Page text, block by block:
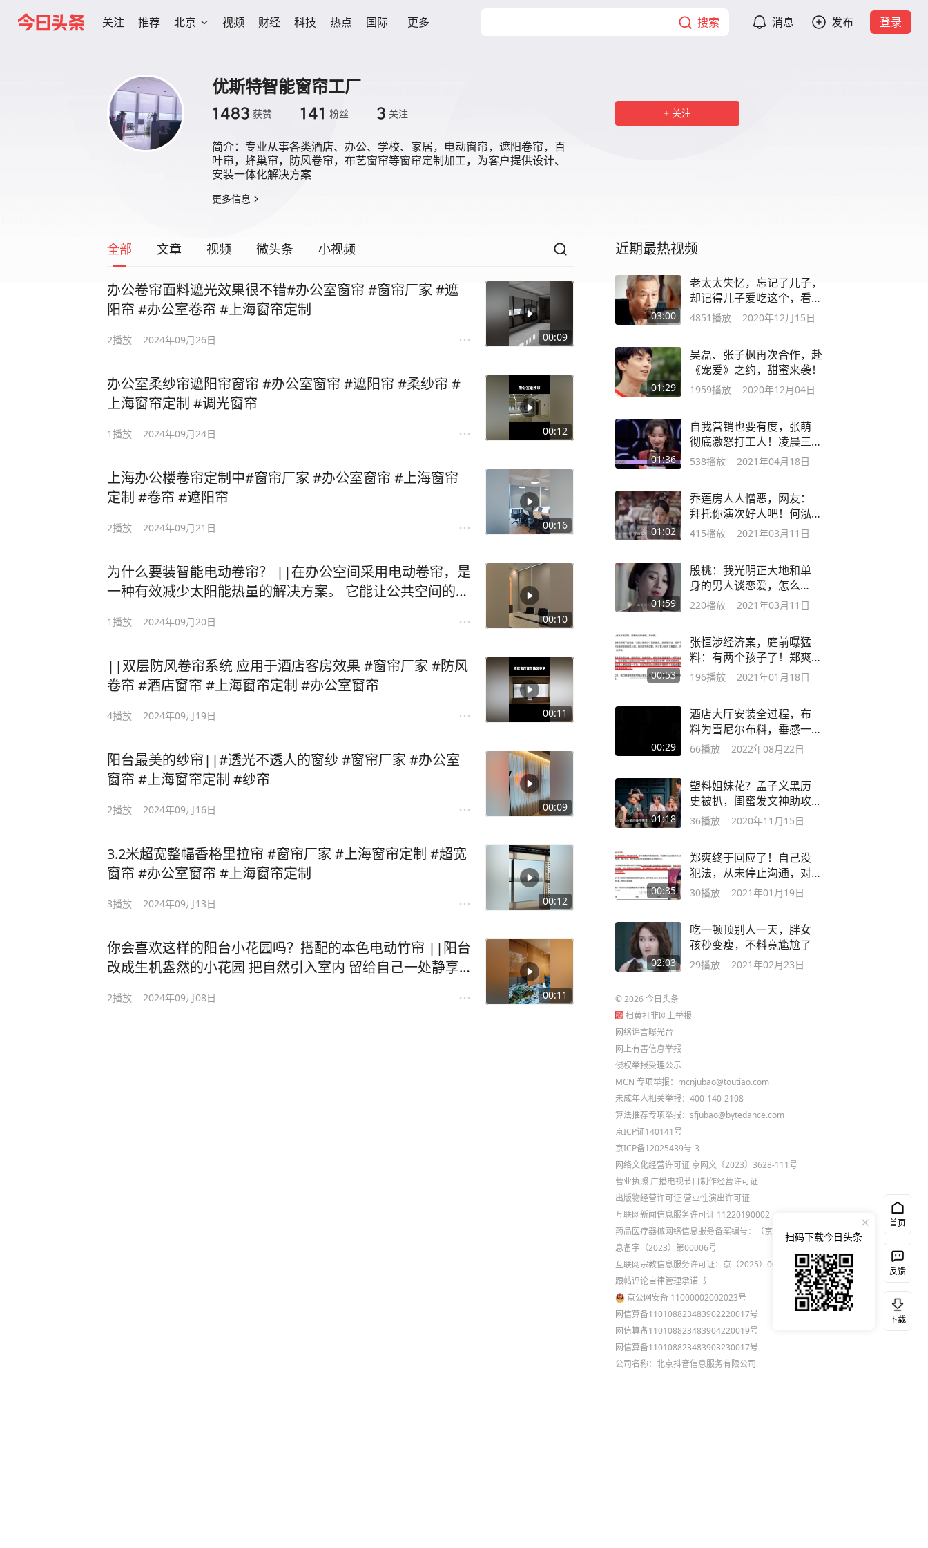
关注 推荐 北京 视频 财经 科技 热点 国际 更多 搜索 消息 发布 登录
优斯特智能窗帘工厂
1483 获赞 141 粉丝 3 关注
简介： 专业从事各类酒店、办公、学校、家居，电动窗帘，遮阳卷帘，百
叶帘，蜂巢帘，防风卷帘，布艺窗帘等窗帘定制加工，为客户提供设计、
安装一体化解决方案
更多信息
关注
全部 文章 视频 微头条 小视频
00:09
办公卷帘面料遮光效果很不错#办公室窗帘 #窗帘厂家 #遮
阳帘 #办公室卷帘 #上海窗帘定制
2播放 2024年09月26日
00:12
办公室柔纱帘遮阳帘窗帘 #办公室窗帘 #遮阳帘 #柔纱帘 #
上海窗帘定制 #调光窗帘
1播放 2024年09月24日
00:16
上海办公楼卷帘定制中#窗帘厂家 #办公室窗帘 #上海窗帘
定制 #卷帘 #遮阳帘
2播放 2024年09月21日
00:10
为什么要装智能电动卷帘？ ||在办公空间采用电动卷帘，是
一种有效减少太阳能热量的解决方案。 它能让公共空间的温
间，看起来也是更简洁更有工业风格。 #智能电动卷帘 #办
1播放 2024年09月20日
00:11
||双层防风卷帘系统 应用于酒店客房效果 #窗帘厂家 #防风
卷帘 #酒店窗帘 #上海窗帘定制 #办公室窗帘
4播放 2024年09月19日
00:09
阳台最美的纱帘||#透光不透人的窗纱 #窗帘厂家 #办公室
窗帘 #上海窗帘定制 #纱帘
2播放 2024年09月16日
00:12
3.2米超宽整幅香格里拉帘 #窗帘厂家 #上海窗帘定制 #超宽
窗帘 #办公室窗帘 #上海窗帘定制
3播放 2024年09月13日
00:11
你会喜欢这样的阳台小花园吗？搭配的本色电动竹帘 ||阳台
改成生机盎然的小花园 把自然引入室内 留给自己一处静享
自然光畅通无阻，为空间增添层次感 在这里喝着茶，氛围温
2播放 2024年09月08日
近期最热视频
03:00
老太太失忆，忘记了儿子，
却记得儿子爱吃这个，看完
太感动了！
4851播放 2020年12月15日
01:29
吴磊、张子枫再次合作，赴
《宠爱》之约，甜蜜来袭！
1959播放 2020年12月04日
01:36
自我营销也要有度，张萌
彻底激怒打工人！凌晨三
四点给员工发消息
538播放 2021年04月18日
01:02
乔莲房人人憎恶，网友：
拜托你演次好人吧！何泓
姗：我也不想啊！
415播放 2021年03月11日
01:59
殷桃：我光明正大地和单
身的男人谈恋爱，怎么
了？
220播放 2021年03月11日
00:53
张恒涉经济案，庭前曝猛
料：有两个孩子了！郑爽
或将人设崩塌
196播放 2021年01月18日
00:29
酒店大厅安装全过程，布
料为雪尼尔布料，垂感一
看就知道
66播放 2022年08月22日
01:18
塑料姐妹花？孟子义黑历
史被扒，闺蜜发文神助攻...
36播放 2020年11月15日
00:35
郑爽终于回应了！自己没
犯法，从未停止沟通，对
两个孩子只字未提
30播放 2021年01月19日
02:03
吃一顿顶别人一天，胖女
孩秒变瘦，不料竟尴尬了
29播放 2021年02月23日
©2026今日头条
扫黄打非网上举报
网络谣言曝光台
网上有害信息举报
侵权举报受理公示
MCN 专项举报：mcnjubao@toutiao.com
未成年人相关举报：400-140-2108
算法推荐专项举报：sfjubao@bytedance.com
京ICP证140141号
京ICP备12025439号-3
网络文化经营许可证 京网文〔2023〕3628-111号
营业执照 广播电视节目制作经营许可证
出版物经营许可证 营业性演出许可证
互联网新闻信息服务许可证 11220190002
药品医疗器械网络信息服务备案编号：（京）网药械信
息备字（2023）第00006号
互联网宗教信息服务许可证：京（2025）0000021
跟帖评论自律管理承诺书
京公网安备 11000002002023号
网信算备110108823483902220017号
网信算备110108823483904220019号
网信算备110108823483903230017号
公司名称：北京抖音信息服务有限公司
首页
反馈
下载
扫码下载今日头条